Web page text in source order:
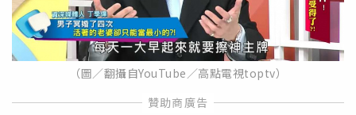
（圖／翻攝自YouTube／高點電視toptv）